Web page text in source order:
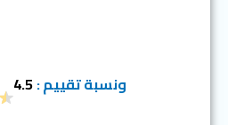
ونسبة تقييم :4.5